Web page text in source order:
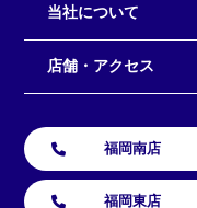
当社について
店舗・アクセス
福岡南店
福岡東店